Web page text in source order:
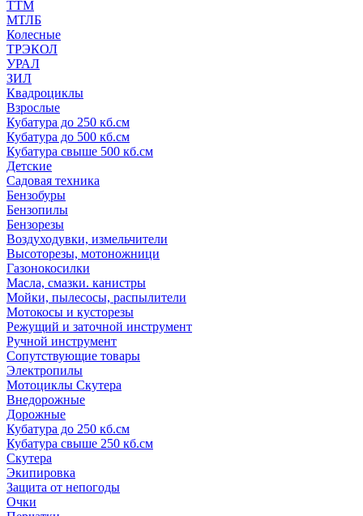
ТТМ
МТЛБ
Колесные
ТРЭКОЛ
УРАЛ
ЗИЛ
Квадроциклы
Взрослые
Кубатура до 250 кб.см
Кубатура до 500 кб.см
Кубатура свыше 500 кб.см
Детские
Садовая техника
Бензобуры
Бензопилы
Бензорезы
Воздуходувки, измельчители
Высоторезы, мотоножници
Газонокосилки
Масла, смазки. канистры
Мойки, пылесосы, распылители
Мотокосы и кусторезы
Режущий и заточной инструмент
Ручной инструмент
Сопутствующие товары
Электропилы
Мотоциклы Скутера
Внедорожные
Дорожные
Кубатура до 250 кб.см
Кубатура свыше 250 кб.см
Скутера
Экипировка
Защита от непогоды
Очки